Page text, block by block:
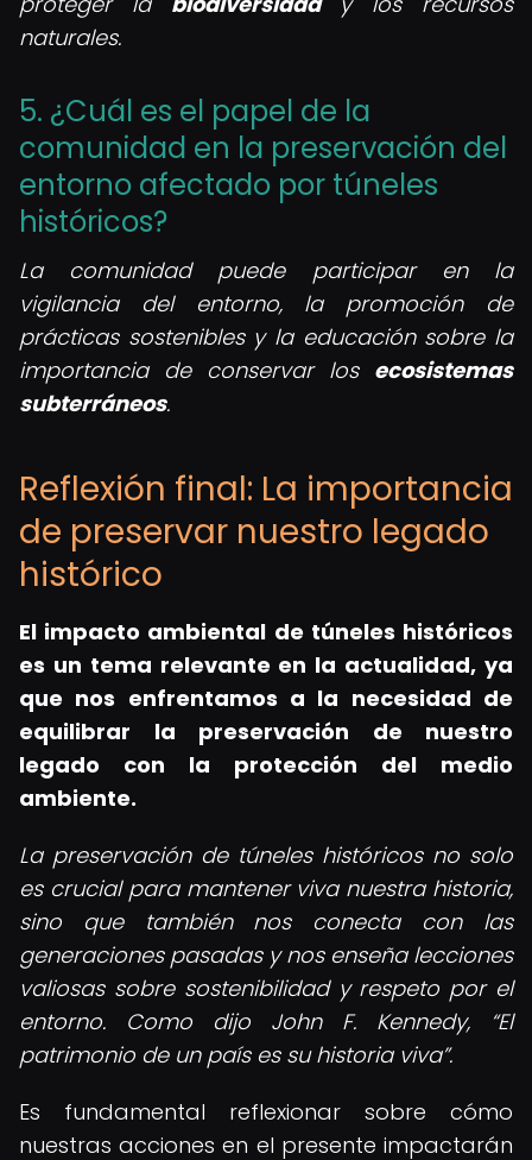
naturales.
5. ¿Cuál es el papel de la
comunidad en la preservación del
entorno afectado por túneles
históricos?
La comunidad puede participar en la
vigilancia del entorno, la promoción de
prácticas sostenibles y la educación sobre la
importancia de conservar los ecosistemas
subterráneos.
Reflexión final: La importancia
de preservar nuestro legado
histórico
El impacto ambiental de túneles históricos
es un tema relevante en la actualidad, ya
que nos enfrentamos a la necesidad de
equilibrar la preservación de nuestro
legado con la protección del medio
ambiente.
La preservación de túneles históricos no solo
es crucial para mantener viva nuestra historia,
sino que también nos conecta con las
generaciones pasadas y nos enseña lecciones
valiosas sobre sostenibilidad y respeto por el
entorno. Como dijo John F. Kennedy,
El
patrimonio de un país es su historia viva .
Es fundamental reflexionar sobre cómo
nuestras acciones en el presente impactarán